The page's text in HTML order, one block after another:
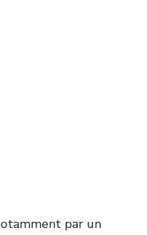
par un